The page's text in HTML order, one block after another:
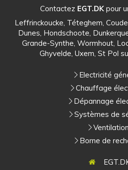
Contactez EGT.DK pour
Leffrinckoucke, Téteghem,
Dunes, Hondschoote,
Grande-Synthe, Wormhout,
Ghyvelde, Uxem, St Pol
Electricité
Chauffage
Dépannage
Systèmes de
Ventilation
Borne de